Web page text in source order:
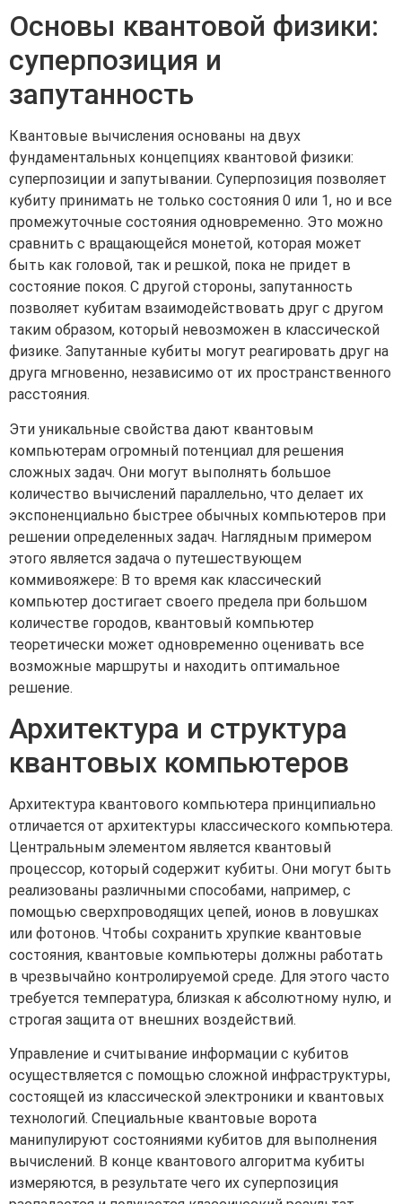
Основы квантовой физики:
суперпозиция и
запутанность
Квантовые вычисления основаны на двух
фундаментальных концепциях квантовой физики:
суперпозиции и запутывании. Суперпозиция позволяет
кубиту принимать не только состояния 0 или 1, но и все
промежуточные состояния одновременно. Это можно
сравнить с вращающейся монетой, которая может
быть как головой, так и решкой, пока не придет в
состояние покоя. С другой стороны, запутанность
позволяет кубитам взаимодействовать друг с другом
таким образом, который невозможен в классической
физике. Запутанные кубиты могут реагировать друг на
друга мгновенно, независимо от их пространственного
расстояния.
Эти уникальные свойства дают квантовым
компьютерам огромный потенциал для решения
сложных задач. Они могут выполнять большое
количество вычислений параллельно, что делает их
экспоненциально быстрее обычных компьютеров при
решении определенных задач. Наглядным примером
этого является задача о путешествующем
коммивояжере: В то время как классический
компьютер достигает своего предела при большом
количестве городов, квантовый компьютер
теоретически может одновременно оценивать все
возможные маршруты и находить оптимальное
решение.
Архитектура и структура
квантовых компьютеров
Архитектура квантового компьютера принципиально
отличается от архитектуры классического компьютера.
Центральным элементом является квантовый
процессор, который содержит кубиты. Они могут быть
реализованы различными способами, например, с
помощью сверхпроводящих цепей, ионов в ловушках
или фотонов. Чтобы сохранить хрупкие квантовые
состояния, квантовые компьютеры должны работать
в чрезвычайно контролируемой среде. Для этого часто
требуется температура, близкая к абсолютному нулю, и
строгая защита от внешних воздействий.
Управление и считывание информации с кубитов
осуществляется с помощью сложной инфраструктуры,
состоящей из классической электроники и квантовых
технологий. Специальные квантовые ворота
манипулируют состояниями кубитов для выполнения
вычислений. В конце квантового алгоритма кубиты
измеряются, в результате чего их суперпозиция